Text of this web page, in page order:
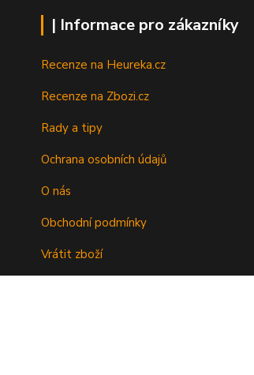
| Informace pro zákazníky
Recenze na Heureka.cz
Recenze na Zbozi.cz
Rady a tipy
Ochrana osobních údajů
O nás
Obchodní podmínky
Vrátit zboží